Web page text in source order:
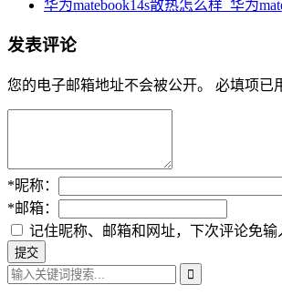
华为matebook14s散热怎么样_华为
发表评论
您的电子邮箱地址不会被公开。 必填项已
*昵称：
*邮箱：
记住昵称、邮箱和网址，下次评论免输